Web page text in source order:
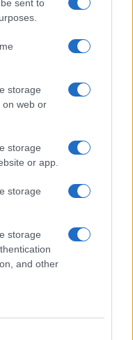
sent to
storage
on web or
storage
or app.
storage
storage
and other
alfa mužjaka